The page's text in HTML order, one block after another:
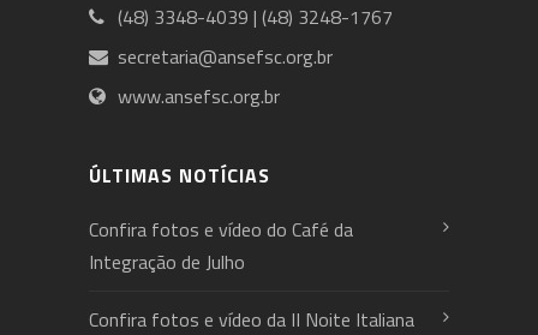
(48) 3348-4039 | (48) 3248-1767
secretaria@ansefsc.org.br
www.ansefsc.org.br
ÚLTIMAS NOTÍCIAS
Confira fotos e vídeo do Café da
Integração de Julho
Confira fotos e vídeo da II Noite Italiana